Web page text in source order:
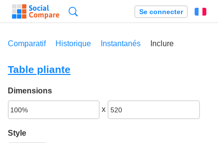
Se connecter
Comparatif Historique Instantanés Inclure
Table pliante
Dimensions
x
Style